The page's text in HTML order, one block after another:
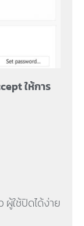
ให้การ
ผู้ใช้ปิดได้ง่าย